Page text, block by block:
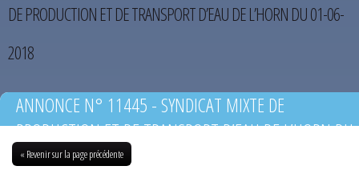
DE PRODUCTION ET DE TRANSPORT D’EAU DE L’HORN DU 01-06-
2018
ANNONCE N° 11445 - SYNDICAT MIXTE DE
PRODUCTION ET DE TRANSPORT D’EAU DE L’HORN DU
01-06-2018
« Revenir sur la page précédente